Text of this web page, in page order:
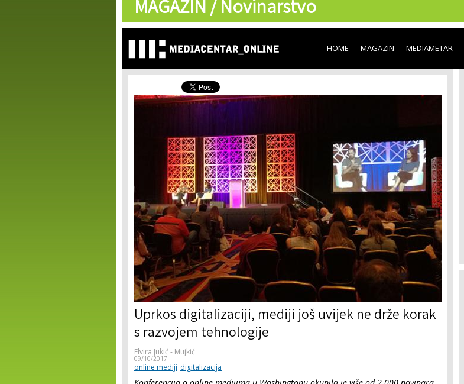
content
MAGAZIN /Novinarstvo
HOME MAGAZIN MEDIAMETAR
Uprkos digitalizaciji, mediji još uvijek ne drže korak
s razvojem tehnologije
Elvira Jukić - Mujkić
09/10/2017
online mediji digitalizacija